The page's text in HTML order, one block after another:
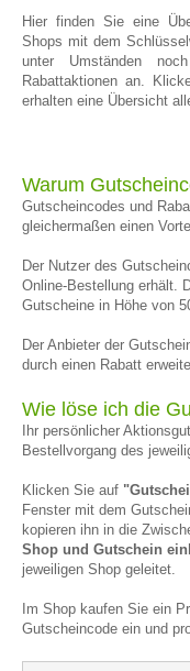
Hier finden Sie eine
Shops mit dem
unter Umständen
Rabattaktionen an.
erhalten eine Übersicht
Warum
Gutscheincodes und
gleichermaßen einen
Der Nutzer des
Online-Bestellung erhält.
Gutscheine in Höhe von
Der Anbieter der
durch einen Rabatt
Wie löse ich die
Ihr persönlicher
Bestellvorgang des
Klicken Sie auf
Fenster mit dem
kopieren ihn in die
Shop und Gutschein
jeweiligen Shop geleitet.
Im Shop kaufen Sie ein
Gutscheincode ein und